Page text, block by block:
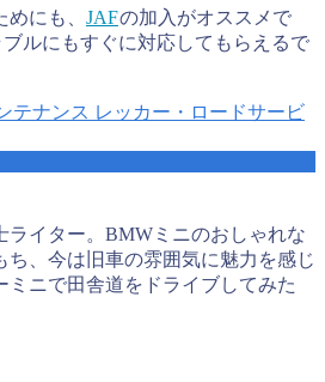
にも、 JAFの加入がオススメで
ルにもすぐに対応してもらえるで
テナンス レッカー・ロードサービ
ライター。BMWミニのおしゃれな
ち、今は旧車の雰囲気に魅力を感じ
ミニで田舎道をドライブしてみた